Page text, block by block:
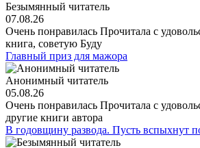
Безымянный читатель
07.08.26
Очень понравилась Прочитала с
книга, советую Буду
Главный приз для мажора
Анонимный читатель
05.08.26
Очень понравилась Прочитала с
другие книги автора
В годовщину развода. Пусть вспыхнут